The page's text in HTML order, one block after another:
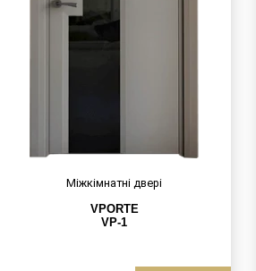
Міжкімнатні двері
VPORTE
VP-1